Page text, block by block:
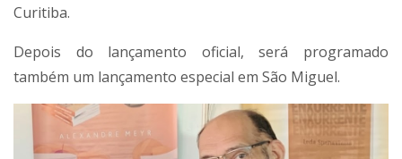
Curitiba.
Depois do lançamento oficial, será programado
também um lançamento especial em São Miguel.